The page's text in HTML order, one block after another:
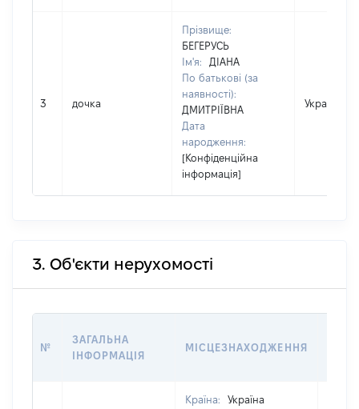
3 дочка
Прізвище:
БЕГЕРУСЬ
Ім'я:
ДІАНА
По батькові (за
наявності):
ДМИТРІЇВНА
Дата
народження:
[Конфіденційна
інформація]
Україна
3. Об'єкти нерухомості
№
ЗАГАЛЬНА
ІНФОРМАЦІЯ
МІСЦЕЗНАХОДЖЕННЯ
Країна:
Україна